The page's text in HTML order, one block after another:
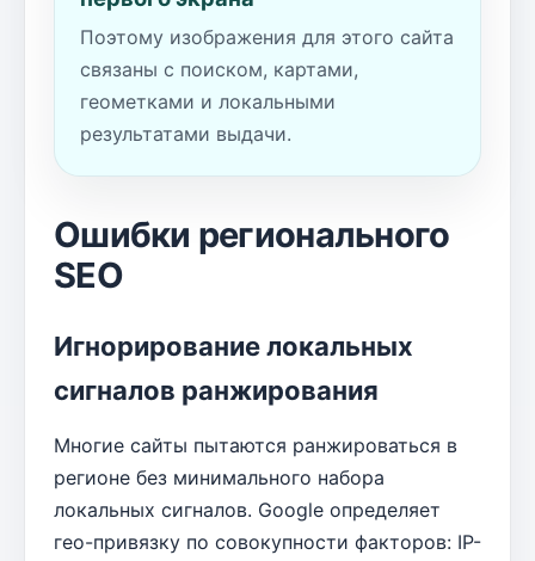
Поэтому изображения для этого сайта
связаны с поиском, картами,
геометками и локальными
результатами выдачи.
Ошибки регионального
SEO
Игнорирование локальных
сигналов ранжирования
Многие сайты пытаются ранжироваться в
регионе без минимального набора
локальных сигналов. Google определяет
гео-привязку по совокупности факторов: IP-